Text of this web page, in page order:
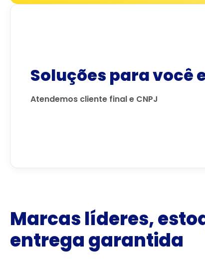
Soluções para você
Atendemos cliente final e CNPJ
Marcas líderes,
entrega garantida